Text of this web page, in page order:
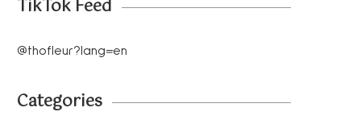
TikTok Feed
@thofleur?lang=en
Categories